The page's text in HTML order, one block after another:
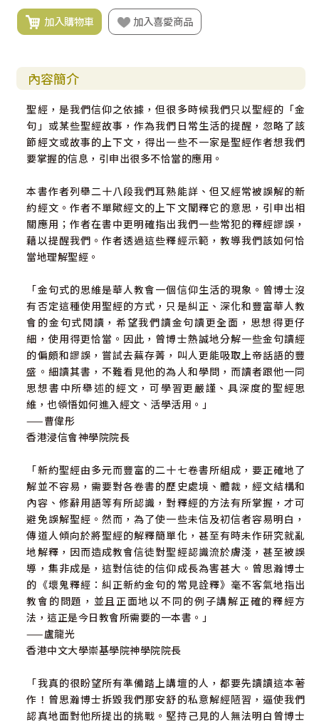
加入購物車 加入喜愛商品
內容簡介
聖經，是我們信仰之依據，但很多時候我們只以聖經的「金
句」或某些聖經故事，作為我們日常生活的提醒，忽略了該
節經文或故事的上下文，得出一些不一家是聖經作者想我們
要掌握的信息，引申出很多不恰當的應用。
本書作者列舉二十八段我們耳熟能詳、但又經常被誤解的新
約經文。作者不單歟經文的上下文闡釋它的意思，引申出相
關應用；作者在書中更明確指出我們一些常犯的釋經謬誤，
藉以提醒我們。作者透過這些釋經示範，教導我們該如何恰
當地理解聖經。
「金句式的思維是華人教會一個信仰生活的現象。曾博士沒
有否定這種使用聖經的方式，只是糾正、深化和豐富華人教
會的金句式閱讀，希望我們讀金句讀更全面，思想得更仔
細，使用得更恰當。因此，曾博士熱誠地分解一些金句讀經
的偏頗和謬誤，嘗試去蕪存菁，叫人更能吸取上帝話語的豐
盛。細讀其書，不難看見他的為人和學問，而讀者跟他一同
思想書中所舉述的經文，可學習更嚴謹、具深度的聖經思
維，也領悟如何進入經文、活學活用。」
——曹偉彤
香港浸信會神學院院長
「新約聖經由多元而豐富的二十七卷書所組成，要正確地了
解並不容易，需要對各卷書的歷史處境、體裁，經文結構和
內容、修辭用語等有所認識，對釋經的方法有所掌握，才可
避免誤解聖經。然而，為了使一些未信及初信者容易明白，
傳道人傾向於將聖經的解釋簡單化，甚至有時未作研究就亂
地解釋，因而造成教會信徒對聖經認識流於膚淺，甚至被誤
導，集非成是，這對信徒的信仰成長為害甚大。曾思瀚博士
的《壞鬼釋經：糾正新約金句的常見詮釋》毫不客氣地指出
教會的問題，並且正面地以不同的例子講解正確的釋經方
法，這正是今日教會所需要的一本書。」
——盧龍光
香港中文大學崇基學院神學院院長
「我真的很盼望所有準備踏上講壇的人，都要先讀讀這本著
作！曾思瀚博士拆毀我們那安舒的私意解經陋習，逼使我們
認真地面對他所提出的挑戰。堅持己見的人無法明白曾博士